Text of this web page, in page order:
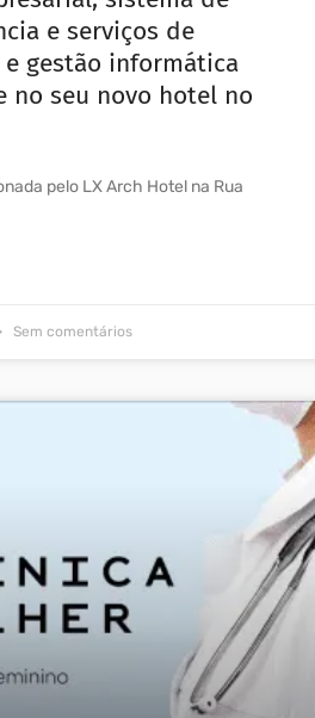
e serviços de
gestão informática
no seu novo hotel no
pelo LX Arch Hotel na Rua
Sem comentários